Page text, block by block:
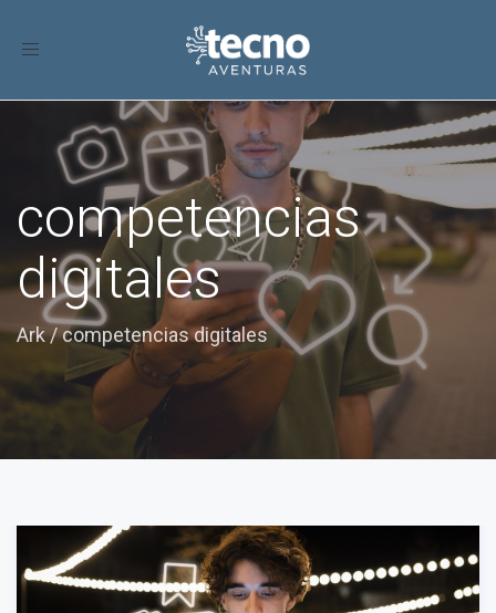
Toggle
competencias
digitales
Ark/competencias digitales